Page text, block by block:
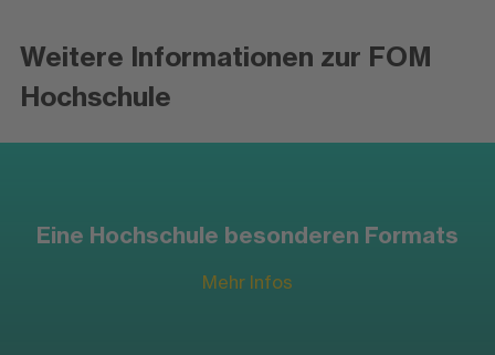
Weitere Informationen zur FOM
Hochschule
Eine Hochschule besonderen Formats
Mehr Infos